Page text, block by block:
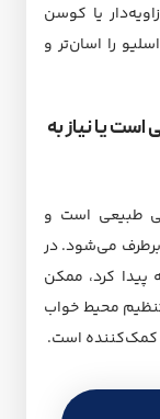
یا کوسن
را اسان‌تر و
یا نیاز به
طبیعی است و
می‌شود. در
کرد، ممکن
محیط خواب
کمک‌کننده است.